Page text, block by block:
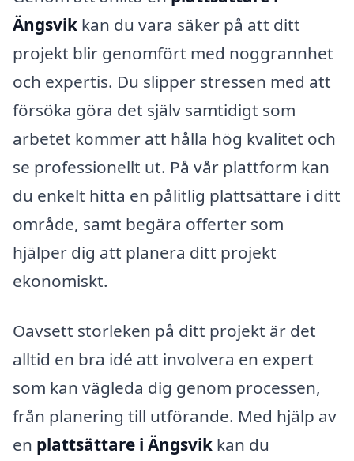
Ängsvik kan du vara säker på att ditt
projekt blir genomfört med noggrannhet
och expertis. Du slipper stressen med att
försöka göra det själv samtidigt som
arbetet kommer att hålla hög kvalitet och
se professionellt ut. På vår plattform kan
du enkelt hitta en pålitlig plattsättare i ditt
område, samt begära offerter som
hjälper dig att planera ditt projekt
ekonomiskt.
Oavsett storleken på ditt projekt är det
alltid en bra idé att involvera en expert
som kan vägleda dig genom processen,
från planering till utförande. Med hjälp av
en plattsättare i Ängsvik kan du